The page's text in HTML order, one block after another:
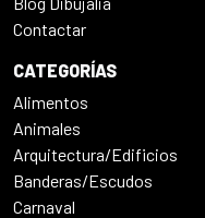
Contactar
CATEGORÍAS
Alimentos
Animales
Arquitectura/Edificios
Banderas/Escudos
Carnaval